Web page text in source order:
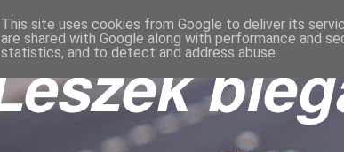
This site uses cookies from Google to deliver its
are shared with Google along with performance and
statistics, and to detect and address abuse.